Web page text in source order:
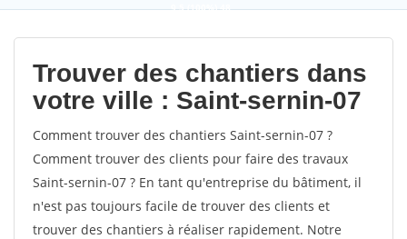
9,5(100%)48
votes
Trouver des chantiers dans
votre ville : Saint-sernin-07
Comment trouver des chantiers Saint-sernin-07 ?
Comment trouver des clients pour faire des travaux
Saint-sernin-07 ? En tant qu'entreprise du bâtiment, il
n'est pas toujours facile de trouver des clients et
trouver des chantiers à réaliser rapidement. Notre